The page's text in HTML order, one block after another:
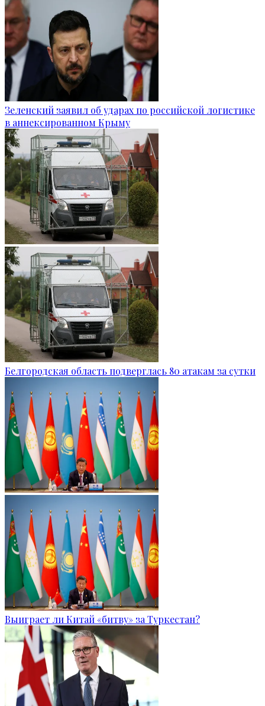
Зеленский заявил об ударах по российской логистике
в аннексированном Крыму
Белгородская область подверглась 80 атакам за сутки
Выиграет ли Китай «битву» за Туркестан?